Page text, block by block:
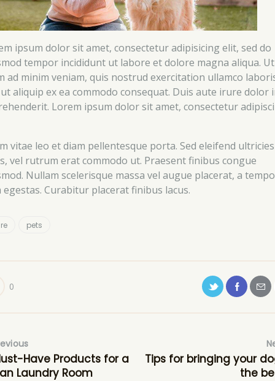
ipsum dolor sit amet, consectetur adipisicing elit, sed do
tempor incididunt ut labore et dolore magna aliqua. Ut
ad minim veniam, quis nostrud exercitation ullamco
aliquip ex ea commodo consequat. Duis aute irure dolor
Lorem ipsum dolor sit amet, consectetur
vitae leo et diam pellentesque porta. Sed eleifend ultricies
vel rutrum erat commodo ut. Praesent finibus congue
Nullam scelerisque massa vel augue placerat, a
egestas. Curabitur placerat finibus lacus.
pets
0
Have Products for a
Laundry Room
Tips for bringing your
the